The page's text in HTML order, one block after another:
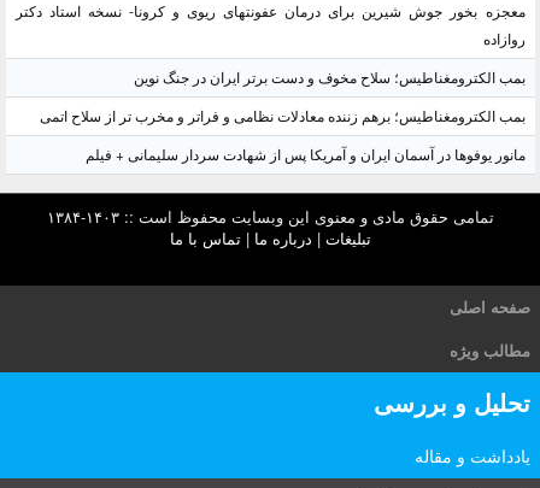
معجزه بخور جوش شیرین برای درمان عفونتهای ریوی و کرونا- نسخه استاد دکتر
روازاده
بمب الکترومغناطیس؛ سلاح مخوف و دست برتر ایران در جنگ نوین
بمب الکترومغناطیس؛ برهم زننده معادلات نظامی و فراتر و مخرب تر از سلاح اتمی
مانور یوفوها در آسمان ایران و آمریکا پس از شهادت سردار سلیمانی + فیلم
تمامی حقوق مادی و معنوی این وبسایت محفوظ است :: ۱۴۰۳-۱۳۸۴
تبلیغات | درباره ما |تماس با ما
صفحه اصلی
مطالب ویژه
تحلیل و بررسی
یادداشت و مقاله